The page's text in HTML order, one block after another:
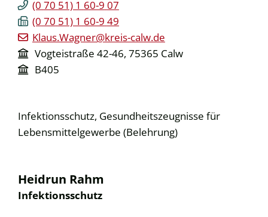
(0 70 51) 1 60-9 07
(0 70 51) 1 60-9 49
Klaus.Wagner@kreis-calw.de
Vogteistraße 42-46, 75365 Calw
B405
Infektionsschutz, Gesundheitszeugnisse für
Lebensmittelgewerbe (Belehrung)
Heidrun Rahm
Infektionsschutz